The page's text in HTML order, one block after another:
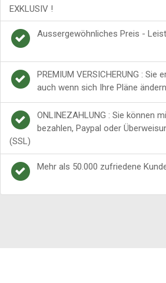
EXKLUSIV !
Aussergewöhnliches Preis -
PREMIUM VERSICHERUNG : Sie
auch wenn sich Ihre Pläne ändern
ONLINEZAHLUNG : Sie können
bezahlen, Paypal oder
(SSL)
Mehr als 50.000 zufriedene